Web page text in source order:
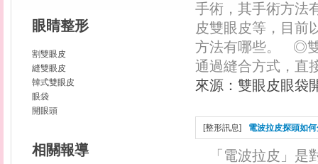
眼睛整形
割雙眼皮
縫雙眼皮
韓式雙眼皮
眼袋
開眼頭
相關報導
手術，其手術方法
皮雙眼皮等，目前
方法有哪些。 ◎雙
通過縫合方式，直
來源： 雙眼皮眼袋
[整形訊息] 電波拉皮探頭如
「電波拉皮」是